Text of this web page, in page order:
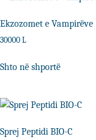
Ekzozomet e Vampirëve
30000 L
Shto në shportë
Sprej Peptidi BIO-C